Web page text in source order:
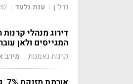
נדל"ן | ענת גלעד |
דירוג מנהלי
המגייסים ולאן
קרנות נאמנות | מירב